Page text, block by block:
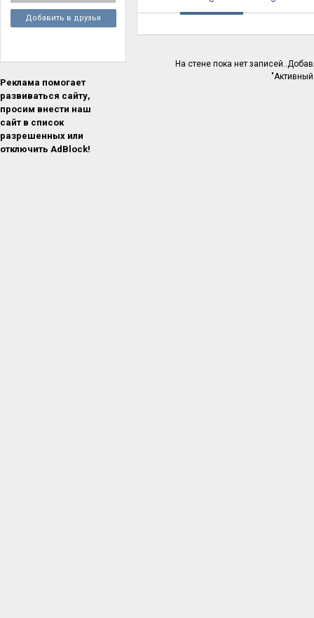
Добавить в друзья
Реклама помогает
развиваться сайту,
просим внести наш
сайт в список
разрешенных или
отключить AdBlock!
На стене пока нет
"Активный